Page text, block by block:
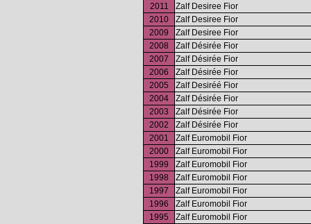
2011
Zalf Desiree Fior
2010
Zalf Desiree Fior
2009
Zalf Desiree Fior
2008
Zalf Désirée Fior
2007
Zalf Désirée Fior
2006
Zalf Désirée Fior
2005
Zalf Desiréé Fior
2004
Zalf Désirée Fior
2003
Zalf Désirée Fior
2002
Zalf Désirée Fior
2001
Zalf Euromobil Fior
2000
Zalf Euromobil Fior
1999
Zalf Euromobil Fior
1998
Zalf Euromobil Fior
1997
Zalf Euromobil Fior
1996
Zalf Euromobil Fior
1995
Zalf Euromobil Fior